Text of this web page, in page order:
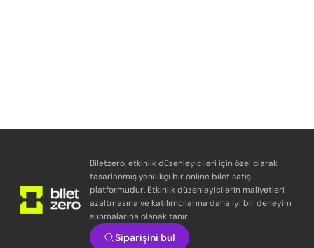
Biletzero, etkinlik düzenleyicileri için özel olarak
tasarlanmış yenilikçi bir online bilet satış
platformudur. Etkinlik düzenleyicilerin maliyetleri
azaltmasına ve katılımcılarına daha iyi bir deneyim
sunmalarına olanak tanır.
Siparişini bul